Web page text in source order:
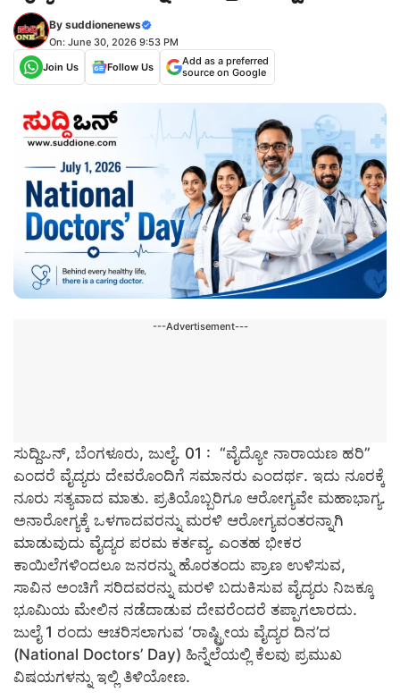
By suddionenews
On: June 30, 2026 9:53 PM
Join Us
Follow Us
Add as a preferred
source on Google
---Advertisement---
ಸುದ್ದಿಒನ್, ಬೆಂಗಳೂರು, ಜುಲೈ. 01 : “ವೈದ್ಯೋ ನಾರಾಯಣ ಹರಿ”
ಎಂದರೆ ವೈದ್ಯರು ದೇವರೊಂದಿಗೆ ಸಮಾನರು ಎಂದರ್ಥ. ಇದು ನೂರಕ್ಕೆ
ನೂರು ಸತ್ಯವಾದ ಮಾತು. ಪ್ರತಿಯೊಬ್ಬರಿಗೂ ಆರೋಗ್ಯವೇ ಮಹಾಭಾಗ್ಯ.
ಅನಾರೋಗ್ಯಕ್ಕೆ ಒಳಗಾದವರನ್ನು ಮರಳಿ ಆರೋಗ್ಯವಂತರನ್ನಾಗಿ
ಮಾಡುವುದು ವೈದ್ಯರ ಪರಮ ಕರ್ತವ್ಯ. ಎಂತಹ ಭೀಕರ
ಕಾಯಿಲೆಗಳಿಂದಲೂ ಜನರನ್ನು ಹೊರತಂದು ಪ್ರಾಣ ಉಳಿಸುವ,
ಸಾವಿನ ಅಂಚಿಗೆ ಸರಿದವರನ್ನು ಮರಳಿ ಬದುಕಿಸುವ ವೈದ್ಯರು ನಿಜಕ್ಕೂ
ಭೂಮಿಯ ಮೇಲಿನ ನಡೆದಾಡುವ ದೇವರೆಂದರೆ ತಪ್ಪಾಗಲಾರದು.
ಜುಲೈ 1 ರಂದು ಆಚರಿಸಲಾಗುವ ‘ರಾಷ್ಟ್ರೀಯ ವೈದ್ಯರ ದಿನ’ದ
(National Doctors’ Day) ಹಿನ್ನೆಲೆಯಲ್ಲಿ ಕೆಲವು ಪ್ರಮುಖ
ವಿಷಯಗಳನ್ನು ಇಲ್ಲಿ ತಿಳಿಯೋಣ.